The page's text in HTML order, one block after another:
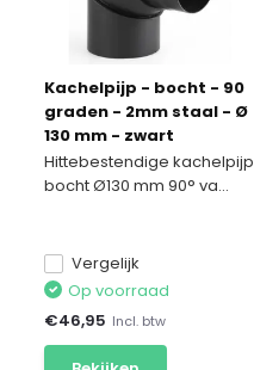
Kachelpijp - bocht - 90
graden - 2mm staal - Ø
130 mm - zwart
Hittebestendige kachelpijp
bocht Ø130 mm 90° va...
Vergelijk
Op voorraad
€46,95 Incl. btw